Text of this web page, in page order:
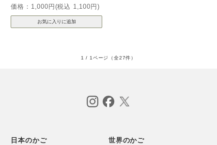
価格：1,000円(税込 1,100円)
1 / 1ページ （全27件）
日本のかご
世界のかご